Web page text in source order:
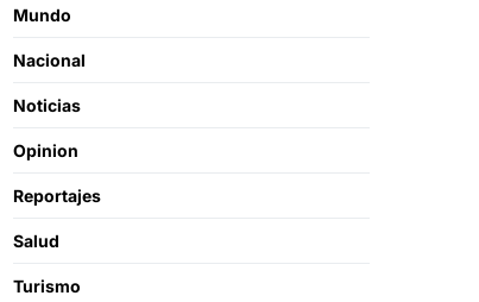
Mundo
Nacional
Noticias
Opinion
Reportajes
Salud
Turismo